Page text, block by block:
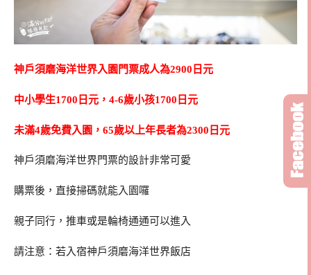
神戶須磨海洋世界入園門票成人為2900日元
中小學生1700日元，4-6歲小孩1700日元
未滿4歲免費入園，65歲以上年長者為2300日元
神戶須磨海洋世界門票的設計非常可愛
購票後，直接掃碼就能入園囉
親子同行，推車或是輪椅通通可以進入
請注意：若入宿神戶須磨海洋世界飯店